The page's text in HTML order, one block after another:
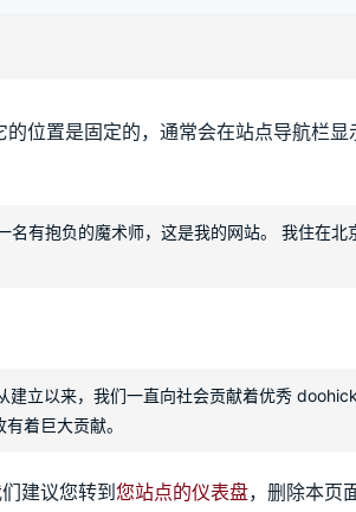
位置是固定的，通常会在站点导航栏
名有抱负的魔术师，这是我的网站。 我住在北
立以来，我们一直向社会贡献着优秀
着巨大贡献。
建议您转到 您站点的仪表盘，删除本页